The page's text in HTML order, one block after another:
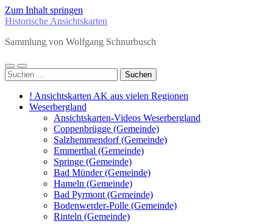
Zum Inhalt springen
Historische Ansichtskarten
Sammlung von Wolfgang Schnurbusch
Mobile-
Menü
Suchfeld
ein-/ausblenden
Suchen
nach:
! Ansichtskarten AK aus vielen Regionen
Weserbergland
Ansichtskarten-Videos Weserbergland
Coppenbrügge (Gemeinde)
Salzhemmendorf (Gemeinde)
Emmerthal (Gemeinde)
Springe (Gemeinde)
Bad Münder (Gemeinde)
Hameln (Gemeinde)
Bad Pyrmont (Gemeinde)
Bodenwerder-Polle (Gemeinde)
Rinteln (Gemeinde)